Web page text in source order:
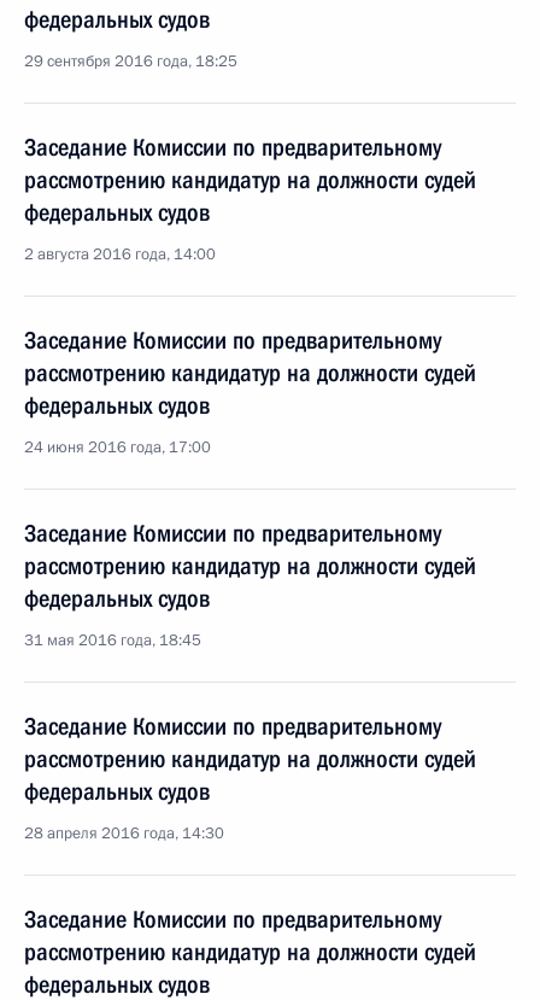
федеральных судов
29 сентября 2016 года, 18:25
Заседание Комиссии по предварительному
рассмотрению кандидатур на должности судей
федеральных судов
2 августа 2016 года, 14:00
Заседание Комиссии по предварительному
рассмотрению кандидатур на должности судей
федеральных судов
24 июня 2016 года, 17:00
Заседание Комиссии по предварительному
рассмотрению кандидатур на должности судей
федеральных судов
31 мая 2016 года, 18:45
Заседание Комиссии по предварительному
рассмотрению кандидатур на должности судей
федеральных судов
28 апреля 2016 года, 14:30
Заседание Комиссии по предварительному
рассмотрению кандидатур на должности судей
федеральных судов